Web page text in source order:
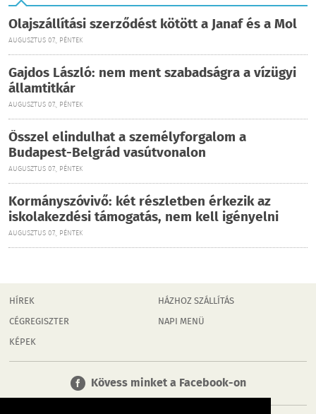
Olajszállítási szerződést kötött a Janaf és a Mol
AUGUSZTUS 07., PÉNTEK
Gajdos László: nem ment szabadságra a vízügyi
államtitkár
AUGUSZTUS 07., PÉNTEK
Ősszel elindulhat a személyforgalom a
Budapest-Belgrád vasútvonalon
AUGUSZTUS 07., PÉNTEK
Kormányszóvivő: két részletben érkezik az
iskolakezdési támogatás, nem kell igényelni
AUGUSZTUS 07., PÉNTEK
HÍREK
CÉGREGISZTER
KÉPEK
HÁZHOZ SZÁLLÍTÁS
NAPI MENÜ
Kövess minket a Facebook-on